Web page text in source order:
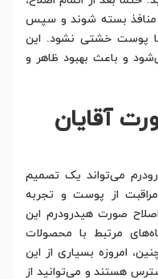
منافذ بسته شوند و سپس
پوست خشتی نشود. این
و باعث بهبود ظاهر و
آقایان
می‌تواند یک تصمیم
از پوست و تجربه
صورت هیدرودرم این
مرتبط با محصولات
امروزه بسیاری از این
هستند و می‌توانید از